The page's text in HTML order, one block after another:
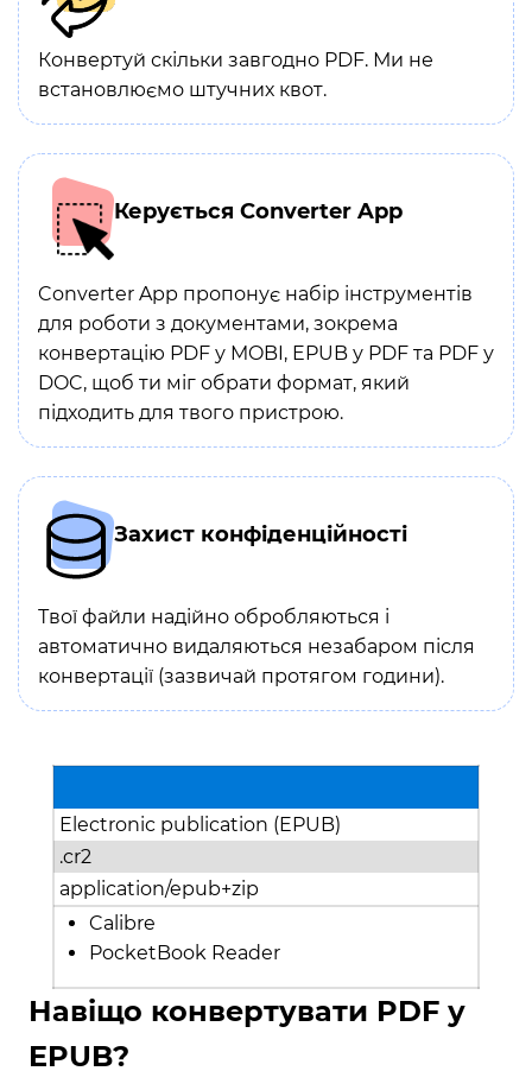
Конвертуй скільки завгодно PDF. Ми не
встановлюємо штучних квот.
Керується Converter App
Converter App пропонує набір інструментів
для роботи з документами, зокрема
конвертацію PDF у MOBI, EPUB у PDF та PDF у
DOC, щоб ти міг обрати формат, який
підходить для твого пристрою.
Захист конфіденційності
Твої файли надійно обробляються і
автоматично видаляються незабаром після
конвертації (зазвичай протягом години).
Electronic publication (EPUB)
.cr2
application/epub+zip
Calibre
PocketBook Reader
Навіщо конвертувати PDF у
EPUB?